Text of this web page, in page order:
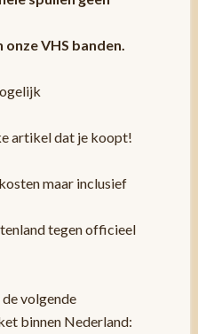
VHS banden.
artikel dat je koopt!
maar inclusief
tegen officieel
volgende
binnen Nederland: